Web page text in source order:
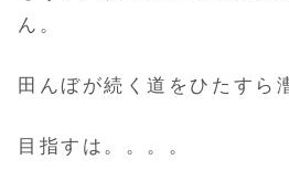
ん。
田んぼが続く道をひたすら
目指すは。。。。